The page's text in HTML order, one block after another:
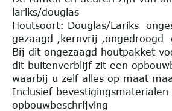
lariks/douglas
Houtsoort: Douglas/Lariks
gezaagd ,kernvrij ,ongedroogd
Bij dit ongezaagd houtpakket
dit buitenverblijf zit een
waarbij u zelf alles op maat
Inclusief
opbouwbeschrijving